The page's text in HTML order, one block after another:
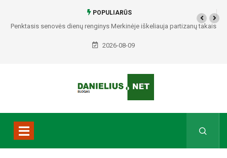
POPULIARŪS
Penktasis senovės dienų renginys Merkinėje iškeliauja partizanų takais
2026-08-09